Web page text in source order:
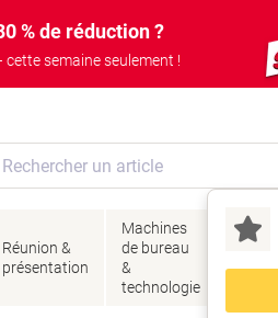
% de réduction ?
semaine seulement !
Réunion &
présentation
Machines
de bureau
&
technologie
Encres